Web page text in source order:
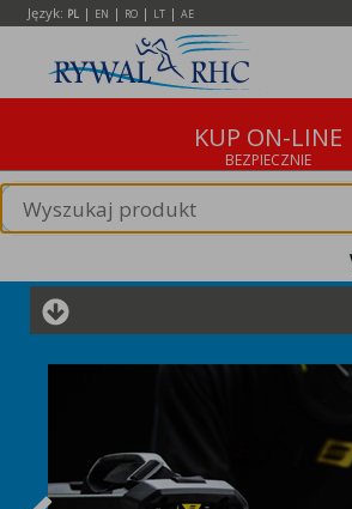
Język: PL | EN | RO | LT | AE
KUP ON-LINE